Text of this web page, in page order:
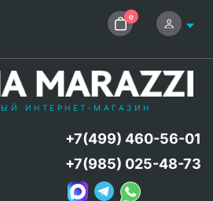
0
ИНТЕРНЕТ-МАГАЗИН
+7(499) 460-56-01
+7(985) 025-48-73